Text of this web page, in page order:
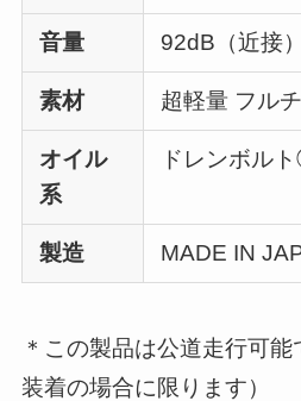
音量 92dB（近接
素材 超軽量 フル
オイル
系
ドレンボル
製造 MADE IN
＊この製品は公道走行可
装着の場合に限ります）